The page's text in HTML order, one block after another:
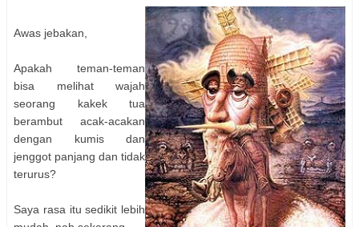
Awas jebakan,
Apakah teman-teman
bisa melihat wajah
seorang kakek tua
berambut acak-acakan
dengan kumis dan
jenggot panjang dan tidak
terurus?
Saya rasa itu sedikit lebih